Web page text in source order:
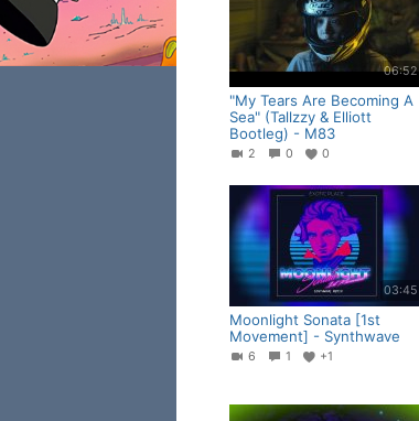
06:52
"My Tears Are Becoming A
Sea" (Tallzzy & Elliott
Bootleg) - M83
2 0 0
03:45
Moonlight Sonata [1st
Movement] - Synthwave
6 1 +1